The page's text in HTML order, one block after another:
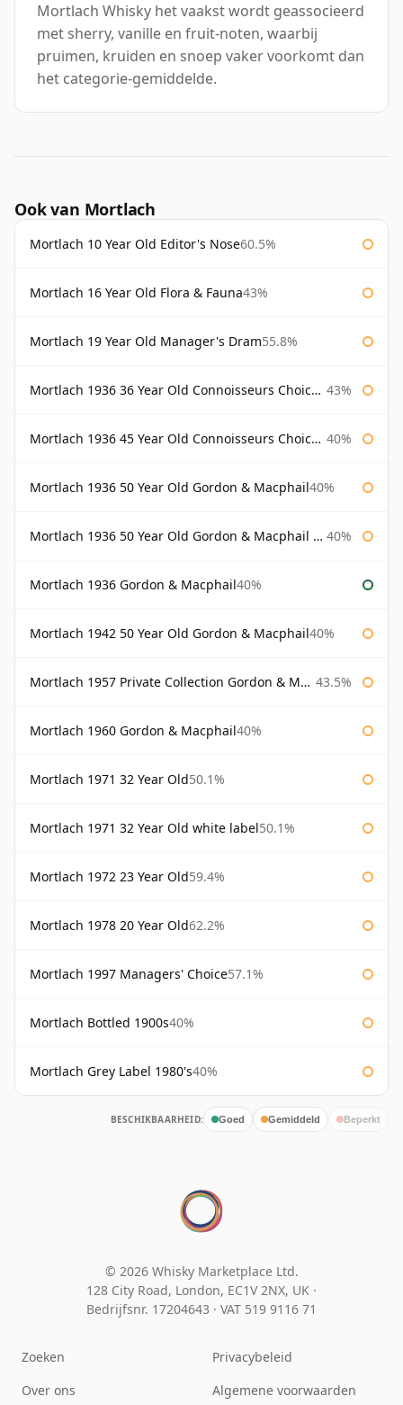
Mortlach Whisky het vaakst wordt geassocieerd
met sherry, vanille en fruit-noten, waarbij
pruimen, kruiden en snoep vaker voorkomt dan
het categorie-gemiddelde.
Ook van Mortlach
Mortlach 10 Year Old Editor's Nose60.5%
Mortlach 16 Year Old Flora & Fauna43%
Mortlach 19 Year Old Manager's Dram55.8%
Mortlach 1936 36 Year Old Connoisseurs Choice Gordon & Macphail 43%
Mortlach 1936 45 Year Old Connoisseurs Choice Gordon & Macphail 40%
Mortlach 1936 50 Year Old Gordon & Macphail40%
Mortlach 1936 50 Year Old Gordon & Macphail 75cl 40%
Mortlach 1936 Gordon & Macphail40%
Mortlach 1942 50 Year Old Gordon & Macphail40%
Mortlach 1957 Private Collection Gordon & Macphail 43.5%
Mortlach 1960 Gordon & Macphail40%
Mortlach 1971 32 Year Old50.1%
Mortlach 1971 32 Year Old white label50.1%
Mortlach 1972 23 Year Old59.4%
Mortlach 1978 20 Year Old62.2%
Mortlach 1997 Managers' Choice57.1%
Mortlach Bottled 1900s40%
Mortlach Grey Label 1980's40%
BESCHIKBAARHEID: Goed Gemiddeld Beperkt
© 2026 Whisky Marketplace Ltd.
128 City Road, London, EC1V 2NX, UK ·
Bedrijfsnr. 17204643 · VAT 519 9116 71
Zoeken
Over ons
Privacybeleid
Algemene voorwaarden